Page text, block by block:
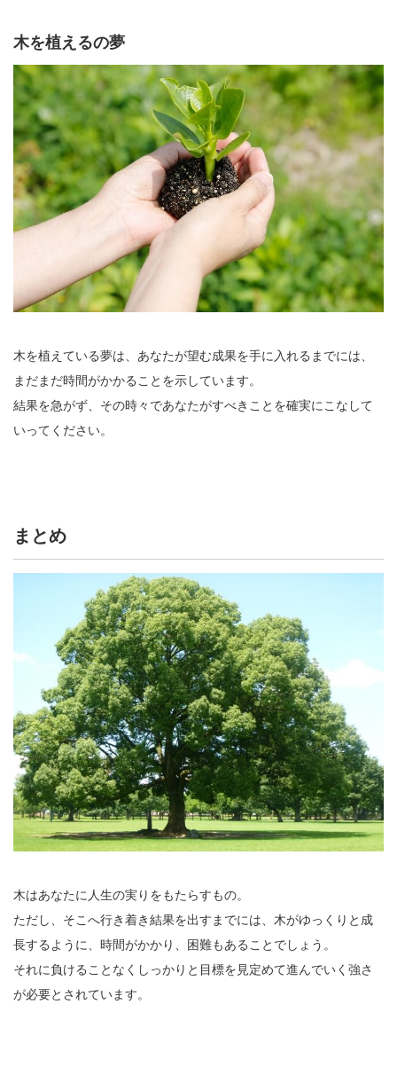
木を植えるの夢
木を植えている夢は、あなたが望む成果を手に入れるまでには、
まだまだ時間がかかることを示しています。
結果を急がず、その時々であなたがすべきことを確実にこなして
いってください。
まとめ
木はあなたに人生の実りをもたらすもの。
ただし、そこへ行き着き結果を出すまでには、木がゆっくりと成
長するように、時間がかかり、困難もあることでしょう。
それに負けることなくしっかりと目標を見定めて進んでいく強さ
が必要とされています。